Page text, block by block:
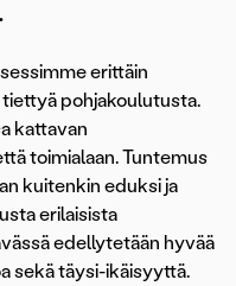
erittäin
pohjakoulutusta.
kattavan
toimialaan. Tuntemus
kuitenkin eduksi ja
erilaisista
edellytetään hyvää
sekä täysi-ikäisyyttä.